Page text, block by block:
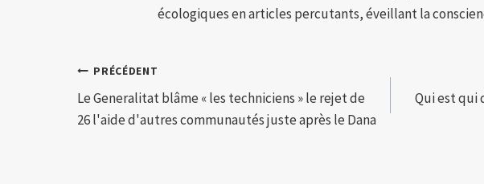
écologiques en articles percutants, éveillant la
Navigation
de
PRÉCÉDENT
Le Generalitat blâme « les techniciens » le rejet de
26 l'aide d'autres communautés juste après le Dana
Qui est qui